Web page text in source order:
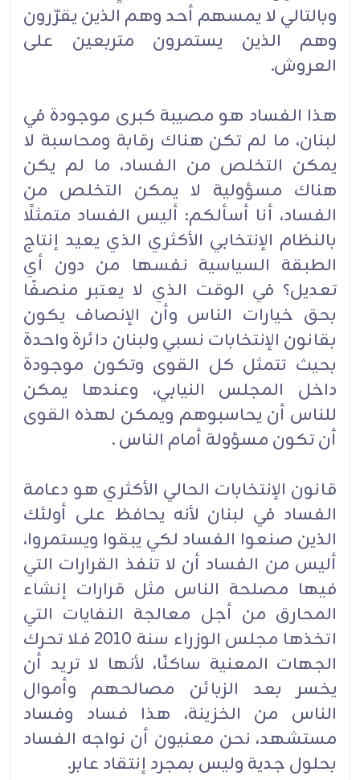
وبالتالي لا يمسهم أحد وهم الذين يقرّرون
وهم الذين يستمرون متربعين على
العروش.
هذا الفساد هو مصيبة كبرى موجودة في
لبنان، ما لم تكن هناك رقابة ومحاسبة لا
يمكن التخلص من الفساد، ما لم يكن
هناك مسؤولية لا يمكن التخلص من
الفساد، أنا أسألكم: أليس الفساد متمثلًا
بالنظام الإنتخابي الأكثري الذي يعيد إنتاج
الطبقة السياسية نفسها من دون أي
تعديل؟ في الوقت الذي لا يعتبر منصفًا
بحق خيارات الناس وأن الإنصاف يكون
بقانون الإنتخابات نسبي ولبنان دائرة واحدة
بحيث تتمثل كل القوى وتكون موجودة
داخل المجلس النيابي، وعندها يمكن
للناس أن يحاسبوهم ويمكن لهذه القوى
أن تكون مسؤولة أمام الناس .
قانون الإنتخابات الحالي الأكثري هو دعامة
الفساد في لبنان لأنه يحافظ على أولئك
الذين صنعوا الفساد لكي يبقوا ويستمروا،
أليس من الفساد أن لا تنفذ القرارات التي
فيها مصلحة الناس مثل قرارات إنشاء
المحارق من أجل معالجة النفايات التي
اتخذها مجلس الوزراء سنة 2010 فلا تحرك
الجهات المعنية ساكنًا، لأنها لا تريد أن
يخسر بعد الزبائن مصالحهم وأموال
الناس من الخزينة، هذا فساد وفساد
مستشهد، نحن معنيون أن نواجه الفساد
بحلول جدية وليس بمجرد إنتقاد عابر.